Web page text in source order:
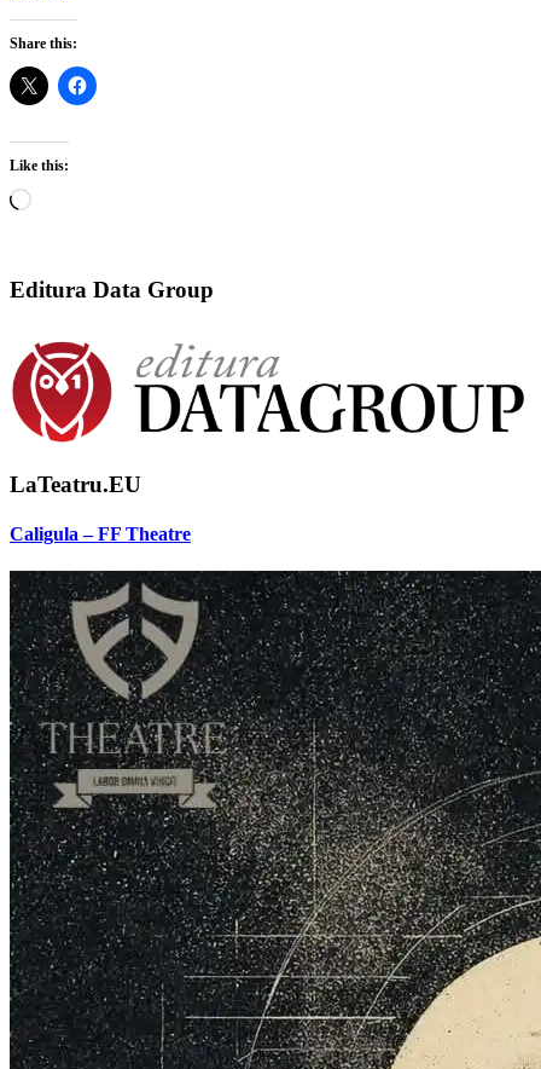
Share this:
Like this:
Loading…
Editura Data Group
LaTeatru.EU
Caligula – FF Theatre